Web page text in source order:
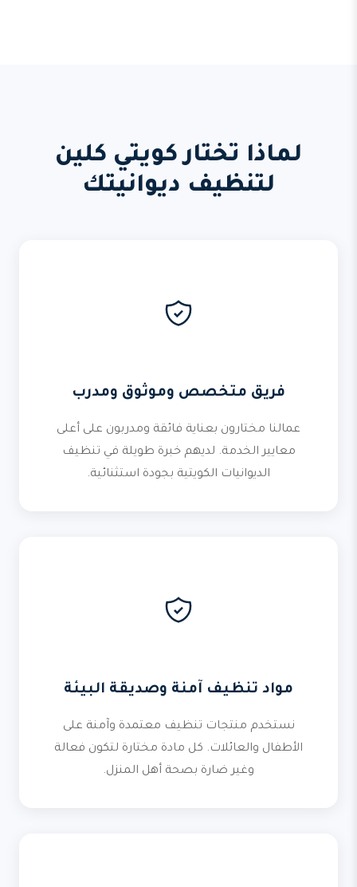
لماذا تختار كويتي كلين
لتنظيف ديوانيتك
فريق متخصص وموثوق ومدرب
عمالنا مختارون بعناية فائقة ومدربون على أعلى
معايير الخدمة. لديهم خبرة طويلة في تنظيف
الديوانيات الكويتية بجودة استثنائية.
مواد تنظيف آمنة وصديقة البيئة
نستخدم منتجات تنظيف معتمدة وآمنة على
الأطفال والعائلات. كل مادة مختارة لتكون فعالة
وغير ضارة بصحة أهل المنزل.